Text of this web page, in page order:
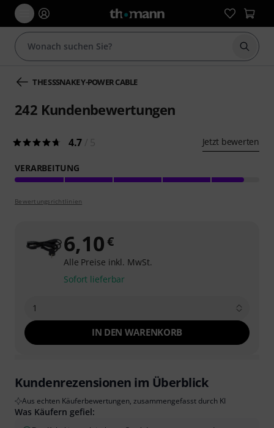
Suche
THE SSSNAKE Y-POWER CABLE
242 Kundenbewertungen
4.7 Jetzt bewerten
VERARBEITUNG
Bewertungsrichtlinien
6,10 €
Alle Preise inkl. MwSt.
Sofort lieferbar
1
IN DEN WARENKORB
Kundenrezensionen im Überblick
Aus echten Käuferbewertungen, zusammengefasst durch KI
Was Käufern gefiel: